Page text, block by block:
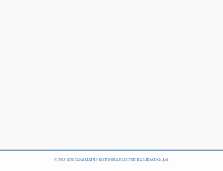
© 2012-2026 TAKAMATSU-KOTOHIRA ELECTRIC RAILROAD Co.,Ltd.